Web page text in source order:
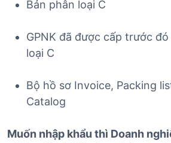
Bản phân loại C
GPNK đã được cấp trước
loại C
Bộ hồ sơ Invoice, Packing
Catalog
Muốn nhập khẩu thì Doanh